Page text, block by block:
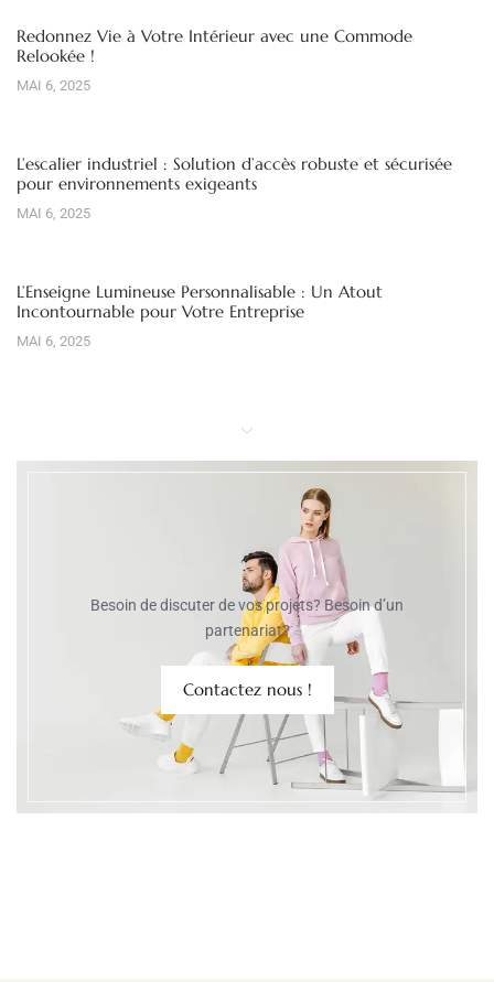
Redonnez Vie à Votre Intérieur avec une Commode
Relookée !
MAI 6, 2025
L’escalier industriel : Solution d’accès robuste et sécurisée
pour environnements exigeants
MAI 6, 2025
L’Enseigne Lumineuse Personnalisable : Un Atout
Incontournable pour Votre Entreprise
MAI 6, 2025
Besoin de discuter de vos projets? Besoin d’un
partenariat?
Contactez nous !